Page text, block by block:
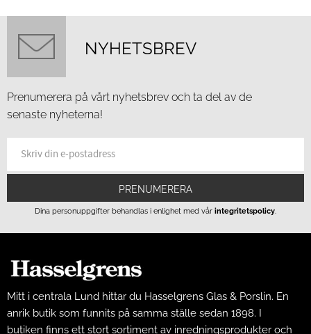
NYHETSBREV
Prenumerera på vårt nyhetsbrev och ta del av de
senaste nyheterna!
PRENUMERERA
Dina personuppgifter behandlas i enlighet med vår integritetspolicy.
Mitt i centrala Lund hittar du Hasselgrens Glas & Porslin. En
anrik butik som funnits på samma ställe sedan 1898. I
butiken finns ett stort sortiment av inredningsprodukter och